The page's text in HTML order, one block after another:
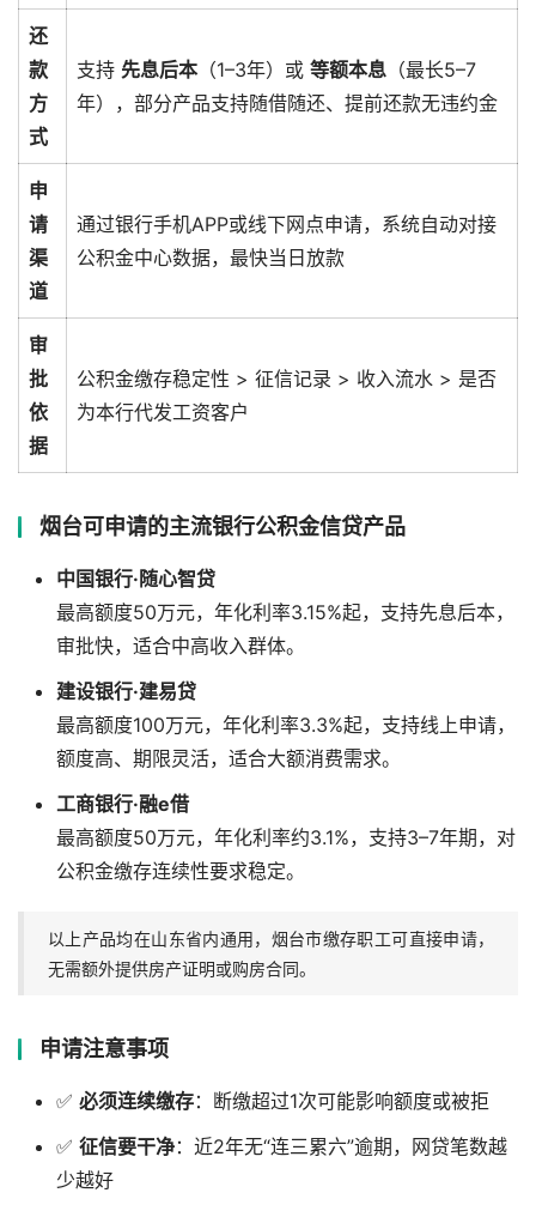
还
款
方
式
支持 ‌ 先息后本 ‌（1–3年）或 ‌ 等额本息 ‌（最长5–7
年），部分产品支持随借随还、提前还款无违约金
申
请
渠
道
通过银行手机APP或线下网点申请，系统自动对接
公积金中心数据，最快当日放款
审
批
依
据
公积金缴存稳定性 > 征信记录 > 收入流水 > 是否
为本行代发工资客户
烟台可申请的主流银行公积金信贷产品
中国银行·随心智贷
最高额度50万元，年化利率3.15%起，支持先息后本，
审批快，适合中高收入群体。
建设银行·建易贷
最高额度100万元，年化利率3.3%起，支持线上申请，
额度高、期限灵活，适合大额消费需求。
工商银行·融e借
最高额度50万元，年化利率约3.1%，支持3–7年期，对
公积金缴存连续性要求稳定。
以上产品均在山东省内通用，烟台市缴存职工可直接申请，
无需额外提供房产证明或购房合同。
申请注意事项
✅ ‌ 必须连续缴存‌：断缴超过1次可能影响额度或被拒
✅ ‌ 征信要干净‌：近2年无“连三累六”逾期，网贷笔数越
少越好